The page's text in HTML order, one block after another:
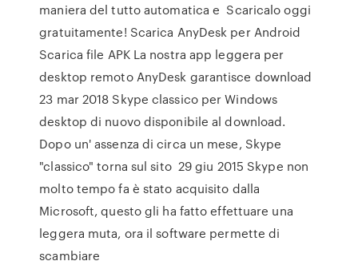
maniera del tutto automatica e Scaricalo oggi
gratuitamente! Scarica AnyDesk per Android
Scarica file APK La nostra app leggera per
desktop remoto AnyDesk garantisce download
23 mar 2018 Skype classico per Windows
desktop di nuovo disponibile al download.
Dopo un' assenza di circa un mese, Skype
"classico" torna sul sito 29 giu 2015 Skype non
molto tempo fa è stato acquisito dalla
Microsoft, questo gli ha fatto effettuare una
leggera muta, ora il software permette di
scambiare